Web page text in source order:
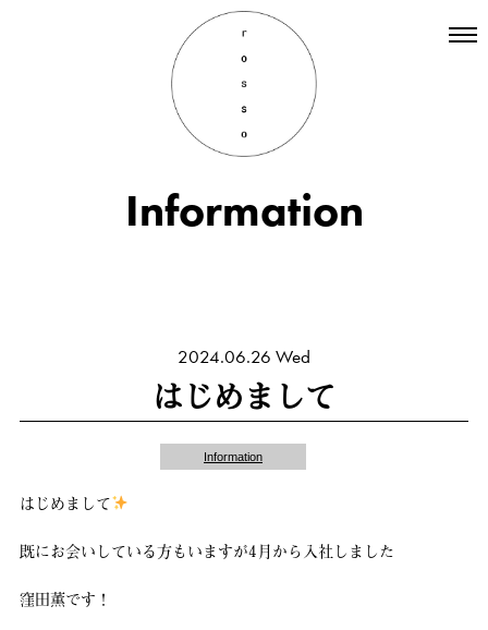
Top
Hair
Staff
Information
2024.06.26 Wed
はじめまして
Information
はじめまして
既にお会いしている方もいますが4月から入社しました
窪田薫です！